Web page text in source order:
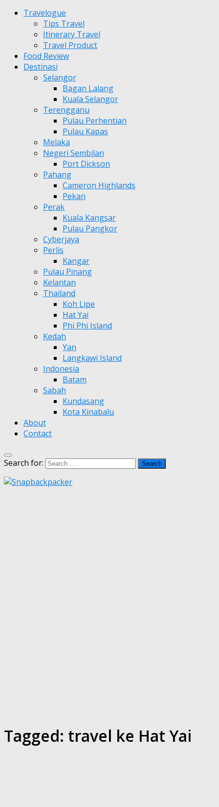
Travelogue
Tips Travel
Itinerary Travel
Travel Product
Food Review
Destinasi
Selangor
Bagan Lalang
Kuala Selangor
Terengganu
Pulau Perhentian
Pulau Kapas
Melaka
Negeri Sembilan
Port Dickson
Pahang
Cameron Highlands
Pekan
Perak
Kuala Kangsar
Pulau Pangkor
Cyberjaya
Perlis
Kangar
Pulau Pinang
Kelantan
Thailand
Koh Lipe
Hat Yai
Phi Phi Island
Kedah
Yan
Langkawi Island
Indonesia
Batam
Sabah
Kundasang
Kota Kinabalu
About
Contact
Search for:
Tagged: travel ke Hat Yai